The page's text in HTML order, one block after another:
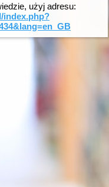
użyj adresu:
index.php?